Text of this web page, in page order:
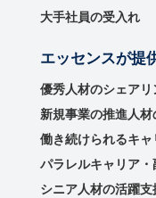
大手社員の受入れ
エッセンスが提
優秀⼈材のシェアリ
新規事業の推進⼈材
働き続けられるキャ
パラレルキャリア・
シニア人材の活躍支